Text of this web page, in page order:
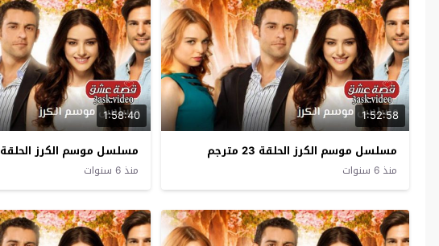
1:52:58
مسلسل موسم الكرز الحلقة 23 مترجم
منذ 6 سنوات
1:58:40
مسلسل موسم الكرز الحلقة 22 مترجم
منذ 6 سنوات